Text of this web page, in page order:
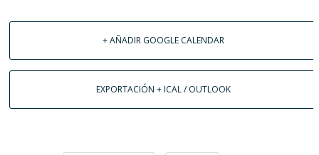
+ AÑADIR GOOGLE CALENDAR
EXPORTACIÓN + ICAL / OUTLOOK